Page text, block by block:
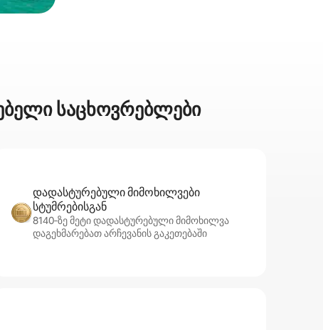
საცხოვრებლები
დადასტურებული მიმოხილვები
სტუმრებისგან
8140‑ზე მეტი დადასტურებული მიმოხილვა
დაგეხმარებათ არჩევანის გაკეთებაში